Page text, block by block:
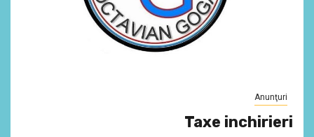
Anunţuri
Taxe inchirieri